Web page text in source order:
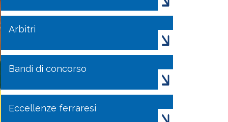
Arbitri
Bandi di concorso
Eccellenze ferraresi